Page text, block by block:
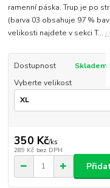
ramenní páska. Trup je po
(barva 03 obsahuje 97 %
velikosti najdete v sekci T...
Dostupnost
Skladem
Vyberte velikost
350 Kč/ks
289 Kč bez DPH